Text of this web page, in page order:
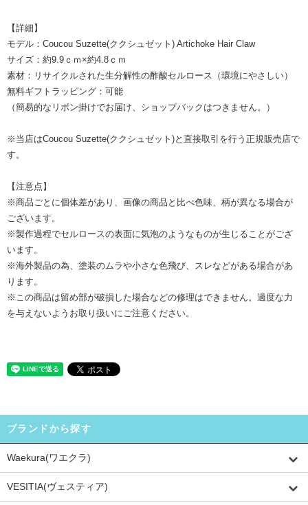
【詳細】
モデル：Coucou Suzette(ククシュゼット) Artichoke Hair Claw
サイズ：約9.9ｃｍ×約4.8ｃｍ
素材：リサイクルされた生分解性の酢酸セルロース（環境にやさしい）
無料ギフトラッピング：可能
（簡易的なリボン掛けでお届け、ショップバックはつきません。）
※当店はCoucou Suzette(ククシュゼット)と直接取引を行う正規販売店で
す。
【注意点】
※商品ごとに個体差があり、画像の商品と比べ色味、柄が異なる場合が
ございます。
※製作過程でセルロースの表面に気泡のようなものが生じることがござ
います。
※海外製品の為、塗装のムラや小さな色飛び、スレなどがある場合があ
ります。
※この商品は留め部が破損した場合などの修理はできません。過度な力
を与えないようお取り扱いにご注意ください。
ブランドから探す
Waekura(ワエクラ)
VESITIA(ヴェスティア)